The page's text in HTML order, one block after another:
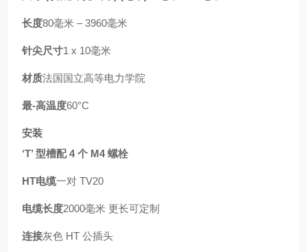
长度80毫米 – 3960毫米
针尖尺寸1 x 10毫米
材质法国国立高等电力学院
最-高温度60°C
安装
‘T’ 型槽配 4 个 M4 螺栓
HT电缆一对 TV20
电缆长度2000毫米 更长可定制
连接灰色 HT 公插头